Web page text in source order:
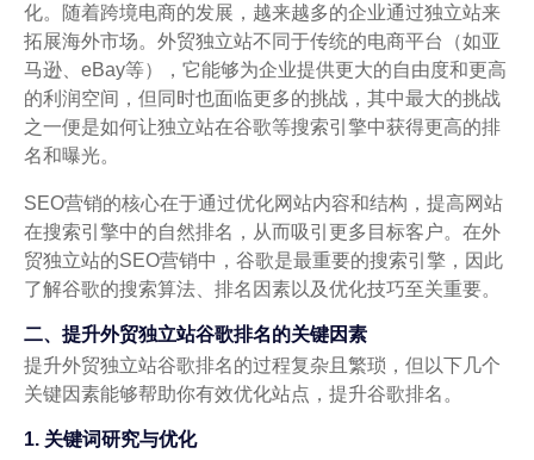
化。随着跨境电商的发展，越来越多的企业通过独立站来
拓展海外市场。外贸独立站不同于传统的电商平台（如亚
马逊、eBay等），它能够为企业提供更大的自由度和更高
的利润空间，但同时也面临更多的挑战，其中最大的挑战
之一便是如何让独立站在谷歌等搜索引擎中获得更高的排
名和曝光。
SEO营销的核心在于通过优化网站内容和结构，提高网站
在搜索引擎中的自然排名，从而吸引更多目标客户。在外
贸独立站的SEO营销中，谷歌是最重要的搜索引擎，因此
了解谷歌的搜索算法、排名因素以及优化技巧至关重要。
二、提升外贸独立站谷歌排名的关键因素
提升外贸独立站谷歌排名的过程复杂且繁琐，但以下几个
关键因素能够帮助你有效优化站点，提升谷歌排名。
1. 关键词研究与优化